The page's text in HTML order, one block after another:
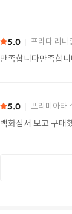
5.0 프라다 리
만족합니다만족합
5.0 프리미아타
백화점서 보고 구매